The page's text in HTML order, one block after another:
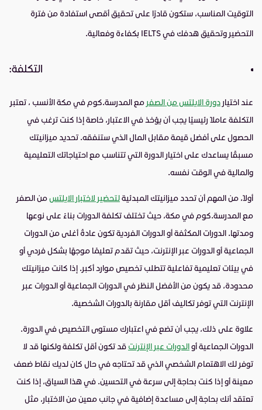
التوقيت المناسب، ستكون قادرًا على تحقيق أقصى استفادة من فترة
التحضير وتحقيق هدفك فيIELTS بكفاءة وفعالية.
التكلفة:
عند اختيار دورة الايلتس من الصفر مع المدرسة.كوم في مكة الأنسب ، تعتبر
التكلفة عاملاً رئيسيًا يجب أن يؤخذ في الاعتبار، خاصة إذا كنت ترغب في
الحصول على أفضل قيمة مقابل المال الذي ستنفقه. تحديد ميزانيتك
مسبقًا يساعدك على اختيار الدورة التي تتناسب مع احتياجاتك التعليمية
والمالية في الوقت نفسه.
أولاً، من المهم أن تحدد ميزانيتك المبدئيةلتحضير لاختبار الايلتسمن الصفر
مع المدرسة.كوم في مكة، حيث تختلف تكلفة الدورات بناءً على نوعها
ومدتها. الدورات المكثفة أو الدورات الفردية تكون عادةً أغلى من الدورات
الجماعية أو الدورات عبر الإنترنت، حيث تقدم تعليمًا موجهًا بشكل فردي أو
في بيئات تعليمية تفاعلية تتطلب تخصيص موارد أكبر. إذا كانت ميزانيتك
محدودة، قد يكون من الأفضل النظر في الدورات الجماعية أو الدورات عبر
الإنترنت التي توفر تكاليف أقل مقارنة بالدورات الشخصية.
علاوة على ذلك، يجب أن تضع في اعتبارك مستوى التخصيص في الدورة.
الدورات الجماعية أوالدورات عبر الإنترنت قد تكون أقل تكلفة ولكنها قد لا
توفر لك الاهتمام الشخصي الذي قد تحتاجه في حال كان لديك نقاط ضعف
معينة أو إذا كنت بحاجة إلى سرعة في التحسين. في هذا السياق، إذا كنت
تعتقد أنك بحاجة إلى مساعدة إضافية في جانب معين من الاختبار، مثل